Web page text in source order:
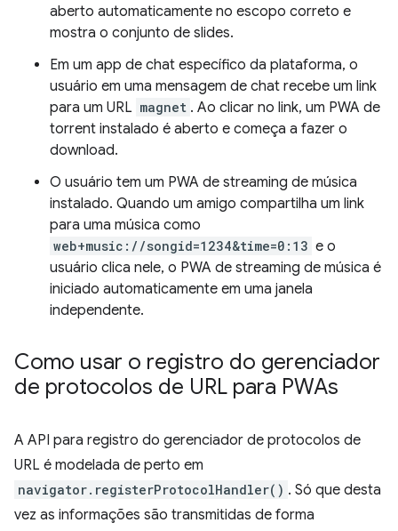
aberto automaticamente no escopo correto e
mostra o conjunto de slides.
Em um app de chat específico da plataforma, o
usuário em uma mensagem de chat recebe um link
para um URL magnet . Ao clicar no link, um PWA de
torrent instalado é aberto e começa a fazer o
download.
O usuário tem um PWA de streaming de música
instalado. Quando um amigo compartilha um link
para uma música como
web+music://songid=1234&time=0:13 e o
usuário clica nele, o PWA de streaming de música é
iniciado automaticamente em uma janela
independente.
Como usar o registro do gerenciador
de protocolos de URL para PWAs
A API para registro do gerenciador de protocolos de
URL é modelada de perto em
navigator.registerProtocolHandler() . Só que desta
vez as informações são transmitidas de forma